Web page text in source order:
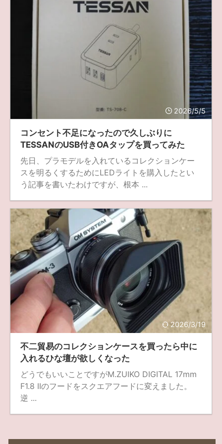
2026/5/5
コンセント不足になったので久しぶりに
TESSANのUSB付きOAタップを買ってみた
先日、プラモデルを入れているコレクションケー
スを明るくするためにLEDライトを購入したとい
う記事を書いたわけですが、根本 ...
2026/3/19
不二貿易のコレクションケースを買ったら中に
入れるひな壇が欲しくなった
どうでもいいことですがM.ZUIKO DIGITAL 17mm
F1.8 IIのフードをスクエアフードに変えました。
逆 ...